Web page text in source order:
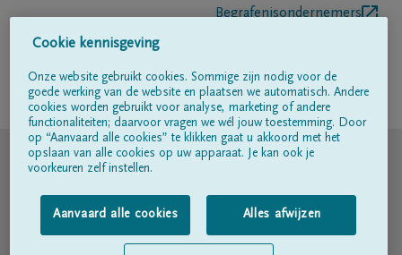
Begrafenisondernemers
Volg ons op
© DELA
Gebruiksvoorwaarden
Privacyverklaring
Cookie kennisgeving
Onze website gebruikt cookies. Sommige zijn nodig voor de
goede werking van de website en plaatsen we automatisch. Andere
cookies worden gebruikt voor analyse, marketing of andere
functionaliteiten; daarvoor vragen we wél jouw toestemming. Door
op “Aanvaard alle cookies” te klikken gaat u akkoord met het
opslaan van alle cookies op uw apparaat. Je kan ook je
voorkeuren zelf instellen.
Aanvaard alle cookies Alles afwijzen